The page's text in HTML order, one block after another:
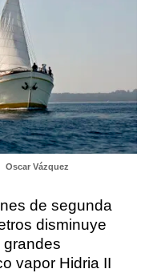
Oscar Vázquez
de segunda
disminuye
grandes
vapor Hidria II